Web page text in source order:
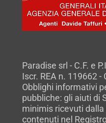
Paradise srl - C.F. e
Iscr. REA n. 119662
Obblighi informativi
pubbliche: gli aiuti di
minimis ricevuti
contenuti nel